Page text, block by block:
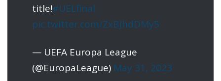
title!#UELfinal
pic.twitter.com/ZxBJhdDMy5
— UEFA Europa League
(@EuropaLeague) May 31, 2023